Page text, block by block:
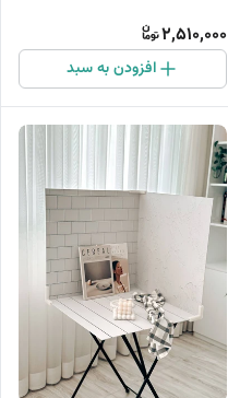
2,510,000
افزودن به سبد